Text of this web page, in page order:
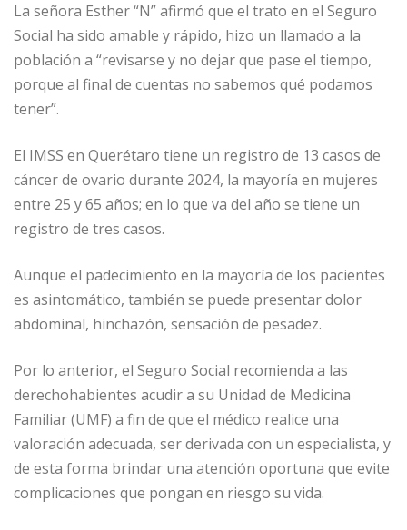
La señora Esther “N” afirmó que el trato en el Seguro
Social ha sido amable y rápido, hizo un llamado a la
población a “revisarse y no dejar que pase el tiempo,
porque al final de cuentas no sabemos qué podamos
tener”.
El IMSS en Querétaro tiene un registro de 13 casos de
cáncer de ovario durante 2024, la mayoría en mujeres
entre 25 y 65 años; en lo que va del año se tiene un
registro de tres casos.
Aunque el padecimiento en la mayoría de los pacientes
es asintomático, también se puede presentar dolor
abdominal, hinchazón, sensación de pesadez.
Por lo anterior, el Seguro Social recomienda a las
derechohabientes acudir a su Unidad de Medicina
Familiar (UMF) a fin de que el médico realice una
valoración adecuada, ser derivada con un especialista, y
de esta forma brindar una atención oportuna que evite
complicaciones que pongan en riesgo su vida.